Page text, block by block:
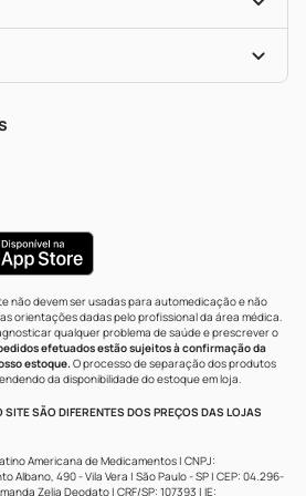
não devem ser usadas para automedicação e não
orientações dadas pelo profissional da área médica.
qualquer problema de saúde e prescrever o
efetuados estão sujeitos à confirmação da
estoque.O processo de separação dos produtos
da disponibilidade do estoque em loja.
SÃO DIFERENTES DOS PREÇOS DAS LOJAS
Americana de Medicamentos | CNPJ:
Albano, 490 - Vila Vera | São Paulo - SP | CEP: 04.296-
Zelia Deodato | CRF/SP: 107393 | IE: